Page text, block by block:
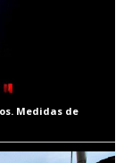
Medidas de